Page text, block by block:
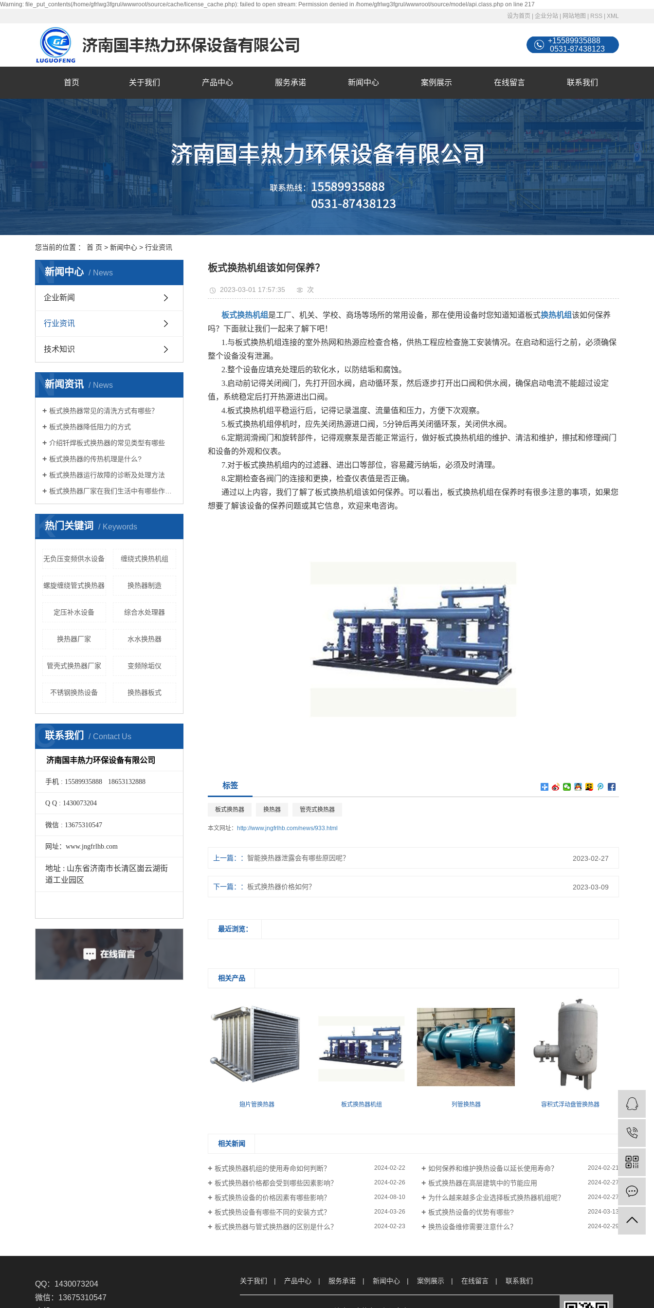
Warning: file_put_contents(/home/gfrlwg3fgrul/wwwroot/source/cache/license_cache.php): failed to open stream: Permission denied in /home/gfrlwg3fgrul/wwwroot/source/model/api.class.php on line 217
设为首页
企业分站 网站地图 RSS XML
+15589935888
0531-87438123
首页 关于我们 产品中心 服务承诺 新闻中心 案例展示 在线留言 联系我们
您当前的位置 ： 首 页 > 新闻中心 > 行业资讯
新闻中心 News
N
企业新闻
行业资讯
技术知识
新闻资讯 News
N
板式换热器常见的清洗方式有哪些？
板式换热器降低阻力的方式
介绍钎焊板式换热器的常见类型有哪些
板式换热器的传热机理是什么?
板式换热器运行故障的诊断及处理方法
板式换热器厂家在我们生活中有哪些作用？
热门关键词 Keywords
K
无负压变频供水设备 缠绕式换热机组
螺旋缠绕管式换热器 换热器制造
定压补水设备 综合水处理器
换热器厂家 水水换热器
管壳式换热器厂家 变频除垢仪
不锈钢换热设备 换热器板式
联系我们 Contact Us
C
济南国丰热力环保设备有限公司
手机 : 15589935888 18653132888
Q Q : 1430073204
微信 : 13675310547
网址：www.jngfrlhb.com
地址 : 山东省济南市长清区崮云湖街
道工业园区
板式换热机组该如何保养？
2023-03-01 17:57:35 次
板式换热机组 是工厂、机关、学校、商场等场所的常用设备，那在使用设备时您知道知道板式换热机组该如何保养
吗？下面就让我们一起来了解下吧！
1.与板式换热机组连接的室外热网和热源应检查合格，供热工程应检查施工安装情况。在启动和运行之前，必须确保
整个设备没有泄漏。
2.整个设备应填充处理后的软化水，以防结垢和腐蚀。
3.启动前记得关闭阀门，先打开回水阀，启动循环泵，然后逐步打开出口阀和供水阀，确保启动电流不能超过设定
值，系统稳定后打开热源进出口阀。
4.板式换热机组平稳运行后，记得记录温度、流量值和压力，方便下次观察。
5.板式换热机组停机时，应先关闭热源进口阀，5分钟后再关闭循环泵，关闭供水阀。
6.定期润滑阀门和旋转部件，记得观察泵是否能正常运行，做好板式换热机组的维护、清洁和维护，擦拭和修理阀门
和设备的外观和仪表。
7.对于板式换热机组内的过滤器、进出口等部位，容易藏污纳垢，必须及时清理。
8.定期检查各阀门的连接和更换，检查仪表值是否正确。
通过以上内容，我们了解了板式换热机组该如何保养。可以看出，板式换热机组在保养时有很多注意的事项，如果您
想要了解该设备的保养问题或其它信息，欢迎来电咨询。
标签
板式换热器 换热器 管壳式换热器
本文网址： http://www.jngfrlhb.com/news/933.html
上一篇： 智能换热器泄露会有哪些原因呢？ 2023-02-27
下一篇： 板式换热器价格如何？ 2023-03-09
最近浏览：
相关产品
翅片管换热器 板式换热器机组 列管换热器 容积式浮动盘管换热器
相关新闻
板式换热器机组的使用寿命如何判断？ 2024-02-22 如何保养和维护换热设备以延长使用寿命？ 2024-02-21
板式换热器价格都会受到哪些因素影响？ 2024-02-26 板式换热器在高层建筑中的节能应用 2024-02-27
板式换热设备的价格因素有哪些影响？ 2024-08-10 为什么越来越多企业选择板式换热器机组呢？ 2024-02-27
板式换热设备有哪些不同的安装方式？ 2024-03-26 板式换热设备的优势有哪些? 2024-03-13
板式换热器与管式换热器的区别是什么？ 2024-02-23 换热设备维修需要注意什么？ 2024-02-29
QQ：1430073204
微信：13675310547
关于我们 产品中心 服务承诺 新闻中心 案例展示 在线留言 联系我们